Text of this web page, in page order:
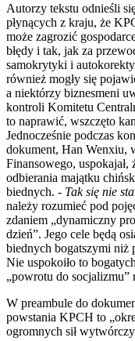
Autorzy tekstu odnieśli
płynących z kraju, że
może zagrozić
błędy i tak, jak za
samokrytyki i
również mogły się
a niektórzy biznesmeni
kontroli Komitetu
to naprawić, wszczęto
Jednocześnie podczas
dokument, Han Wenxiu,
Finansowego,
odbierania majątku
biednych. - Tak się nie
należy rozumieć pod
zdaniem „dynamiczny
dzień”. Jego cele będą
biednych bogatszymi niż
Nie uspokoiło to
„powrotu do socjalizmu”
W preambule do
powstania KPCH to
ogromnych sił